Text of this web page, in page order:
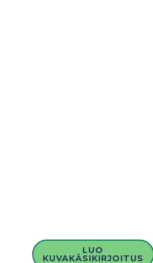
LUO
KUVAKÄSIKIRJOITUS